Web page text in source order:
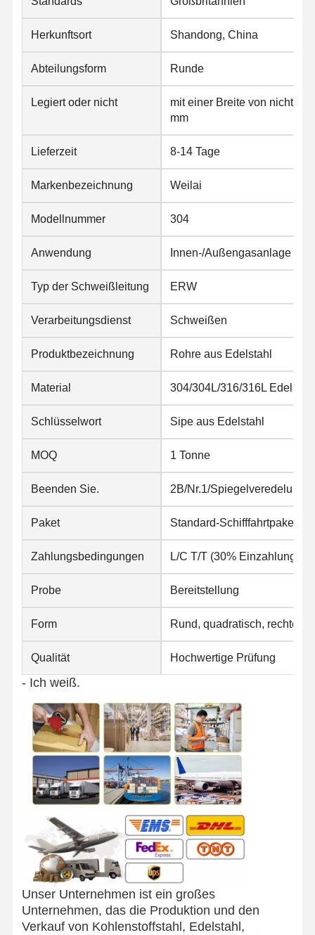
Aluminiumstangen und -spulen
Kupferstreifen und Kupferstangen
Zinkbarren
Herkunftsort Shandong, China
Abteilungsform Runde
Legiert oder nicht
mit einer Breite von nicht
mm
Lieferzeit 8-14 Tage
Markenbezeichnung Weilai
Modellnummer 304
Anwendung Innen-/Außengasanlage
Typ der Schweißleitung ERW
Verarbeitungsdienst Schweißen
Produktbezeichnung Rohre aus Edelstahl
Material 304/304L/316/316L
Schlüsselwort Sipe aus Edelstahl
MOQ 1 Tonne
Beenden Sie. 2B/Nr.1/Spiegelveredelung/
Paket Standard-Schifffahrtpaket
Zahlungsbedingungen L/C T/T (30% Einzahlung)
Probe Bereitstellung
Form Rund, quadratisch,
Qualität Hochwertige Prüfung
- Ich weiß.
Unser Unternehmen ist ein großes
Unternehmen, das die Produktion und den
Verkauf von Kohlenstoffstahl, Edelstahl,